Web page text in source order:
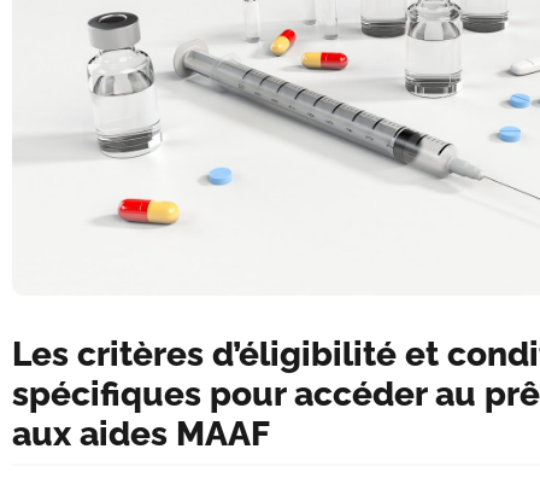
Les critères d’éligibilité et
spécifiques pour accéder au
aux aides MAAF